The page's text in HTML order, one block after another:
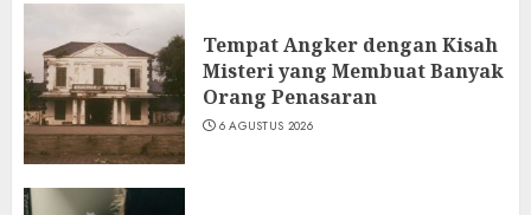
Tempat Angker dengan Kisah
Misteri yang Membuat Banyak
Orang Penasaran
6 AGUSTUS 2026